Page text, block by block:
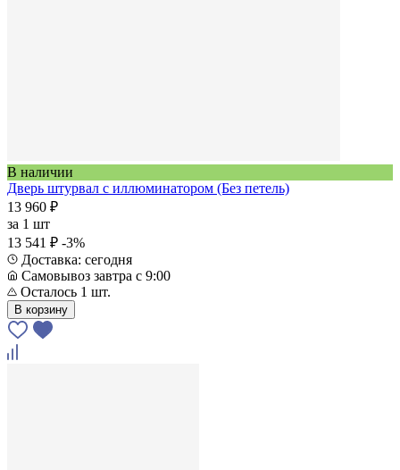
В наличии
Дверь штурвал с иллюминатором (Без петель)
13 960 ₽
за 1 шт
13 541 ₽ -3%
Доставка: сегодня
Самовывоз завтра с 9:00
Осталось 1 шт.
В корзину